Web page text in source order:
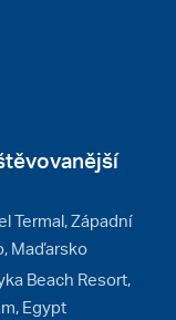
Termal, Západní
Maďarsko
Beach Resort,
Egypt